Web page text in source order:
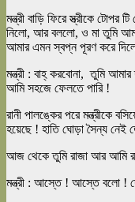
মন্ত্রী বাড়ি ফিরে স্ত্রীকে টোপর
নিলো, আর বললো, ও মা তুমি
আমার এমন স্বপ্ন পূরণ করে
মন্ত্রী : বাহ্ করবোনা, তুমি আমার
আমি সহজে ফেলতে পারি !
রানী পালঙ্কের পরে মন্ত্রীকে
হয়েছে ! হাতি ঘোড়া সৈন্য
আজ থেকে তুমি রাজা আর আমি
মন্ত্রী : আস্তে ! আস্তে বলো !